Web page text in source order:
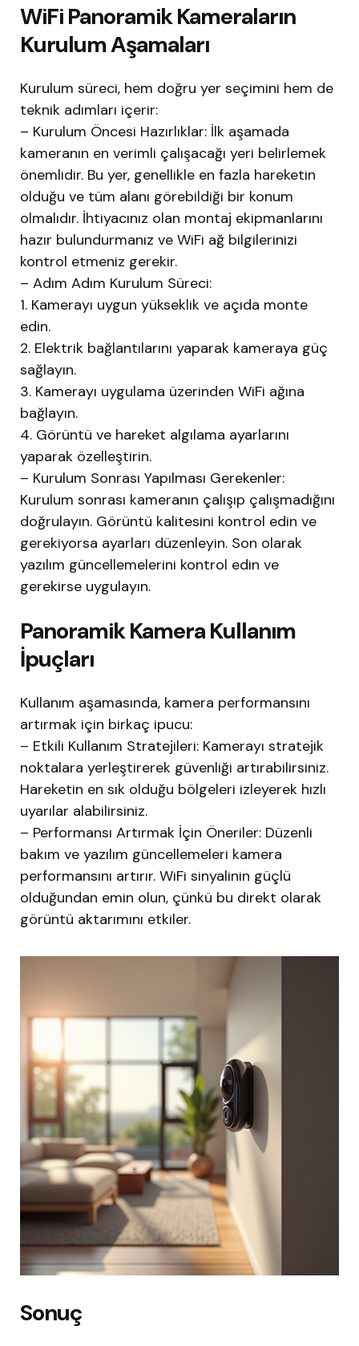
WiFi Panoramik Kameraların
Kurulum Aşamaları
Kurulum süreci, hem doğru yer seçimini hem de
teknik adımları içerir:
– Kurulum Öncesi Hazırlıklar: İlk aşamada
kameranın en verimli çalışacağı yeri belirlemek
önemlidir. Bu yer, genellikle en fazla hareketin
olduğu ve tüm alanı görebildiği bir konum
olmalıdır. İhtiyacınız olan montaj ekipmanlarını
hazır bulundurmanız ve WiFi ağ bilgilerinizi
kontrol etmeniz gerekir.
– Adım Adım Kurulum Süreci:
1. Kamerayı uygun yükseklik ve açıda monte
edin.
2. Elektrik bağlantılarını yaparak kameraya güç
sağlayın.
3. Kamerayı uygulama üzerinden WiFi ağına
bağlayın.
4. Görüntü ve hareket algılama ayarlarını
yaparak özelleştirin.
– Kurulum Sonrası Yapılması Gerekenler:
Kurulum sonrası kameranın çalışıp çalışmadığını
doğrulayın. Görüntü kalitesini kontrol edin ve
gerekiyorsa ayarları düzenleyin. Son olarak
yazılım güncellemelerini kontrol edin ve
gerekirse uygulayın.
Panoramik Kamera Kullanım
İpuçları
Kullanım aşamasında, kamera performansını
artırmak için birkaç ipucu:
– Etkili Kullanım Stratejileri: Kamerayı stratejik
noktalara yerleştirerek güvenliği artırabilirsiniz.
Hareketin en sık olduğu bölgeleri izleyerek hızlı
uyarılar alabilirsiniz.
– Performansı Artırmak İçin Öneriler: Düzenli
bakım ve yazılım güncellemeleri kamera
performansını artırır. WiFi sinyalinin güçlü
olduğundan emin olun, çünkü bu direkt olarak
görüntü aktarımını etkiler.
Sonuç